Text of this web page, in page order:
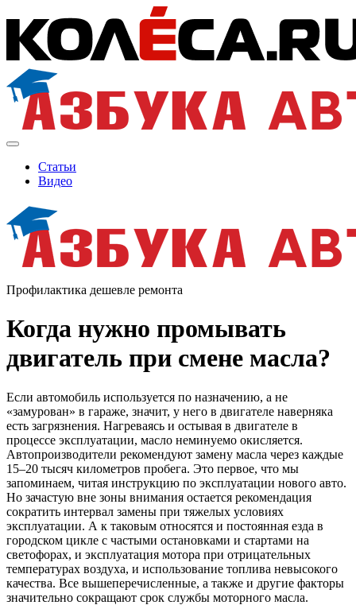
Статьи
Видео
Профилактика дешевле ремонта
Когда нужно промывать
двигатель при смене масла?
Если автомобиль используется по назначению, а не
«замурован» в гараже, значит, у него в двигателе наверняка
есть загрязнения. Нагреваясь и остывая в двигателе в
процессе эксплуатации, масло неминуемо окисляется.
Автопроизводители рекомендуют замену масла через каждые
15–20 тысяч километров пробега. Это первое, что мы
запоминаем, читая инструкцию по эксплуатации нового авто.
Но зачастую вне зоны внимания остается рекомендация
сократить интервал замены при тяжелых условиях
эксплуатации. А к таковым относятся и постоянная езда в
городском цикле с частыми остановками и стартами на
светофорах, и эксплуатация мотора при отрицательных
температурах воздуха, и использование топлива невысокого
качества. Все вышеперечисленные, а также и другие факторы
значительно сокращают срок службы моторного масла.